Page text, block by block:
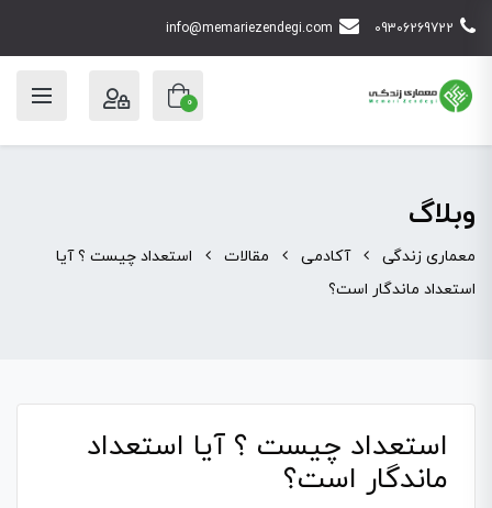
09306269722
info@memariezendegi.com
0
وبلاگ
معماری زندگی آکادمی مقالات
استعداد چیست ؟ آیا
استعداد ماندگار است؟
استعداد چیست ؟ آیا استعداد
ماندگار است؟